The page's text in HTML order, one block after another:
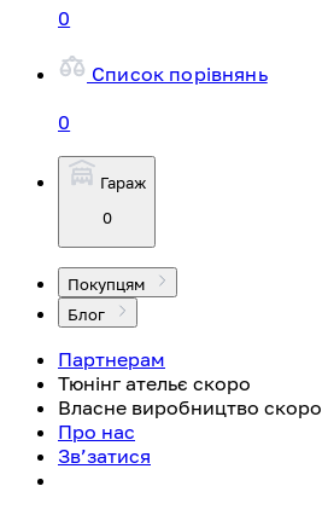
0
Список порівнянь
0
Гараж
0
Покупцям
Блог
Партнерам
Тюнінг ательє скоро
Власне виробництво скоро
Про нас
Зв’затися